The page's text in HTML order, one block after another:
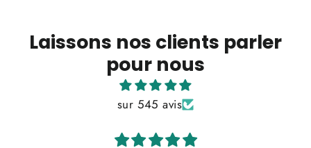
Laissons nos clients parler
pour nous
sur 545 avis